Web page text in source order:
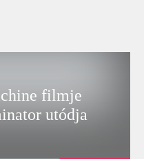
filmje
utódja